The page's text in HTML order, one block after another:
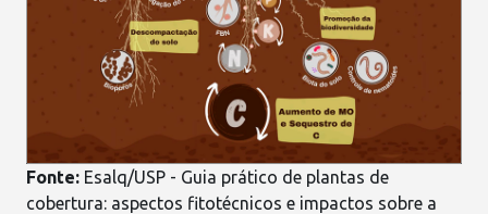
Fonte: Esalq/USP - Guia prático de plantas de
cobertura: aspectos fitotécnicos e impactos sobre a